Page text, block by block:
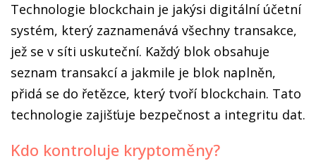
Technologie blockchain je jakýsi digitální účetní
systém, který zaznamenává všechny transakce,
jež se v síti uskuteční. Každý blok obsahuje
seznam transakcí a jakmile je blok naplněn,
přidá se do řetězce, který tvoří blockchain. Tato
technologie zajišťuje bezpečnost a integritu dat.
Kdo kontroluje kryptoměny?